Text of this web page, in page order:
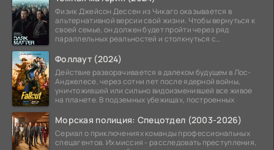
Физик Джейсон Дессен из Чикаго оказывается в
альтернативной версии свой жизни. Чтобы вернуться к
своей семье, он должен будет пройти через ряд
параллельных реальностей и столкнуться с
Фоллаут (2024)
Действие разворачивается в далеком будущем в Лос-
Анджелесе, через сотни лет после ядерной войны,
уничтожившей или сильно видоизменившей все живое
на планете. В подземных убежищах, построенных
Морская полиция: Спецотдел (2003-2026)
Сериал о приключениях команды профессиональных
спецагентов. Их миссия - расследовать преступления,